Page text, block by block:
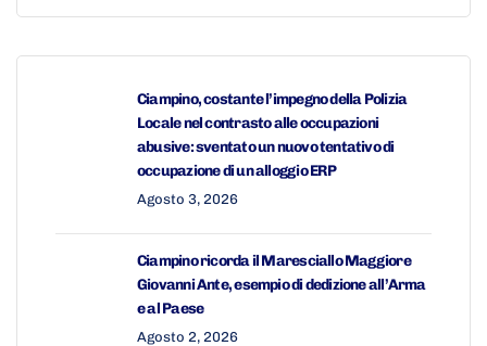
Ciampino, costante l’impegno della Polizia
Locale nel contrasto alle occupazioni
abusive: sventato un nuovo tentativo di
occupazione di un alloggio ERP
Agosto 3, 2026
Ciampino ricorda il Maresciallo Maggiore
Giovanni Ante, esempio di dedizione all’Arma
e al Paese
Agosto 2, 2026